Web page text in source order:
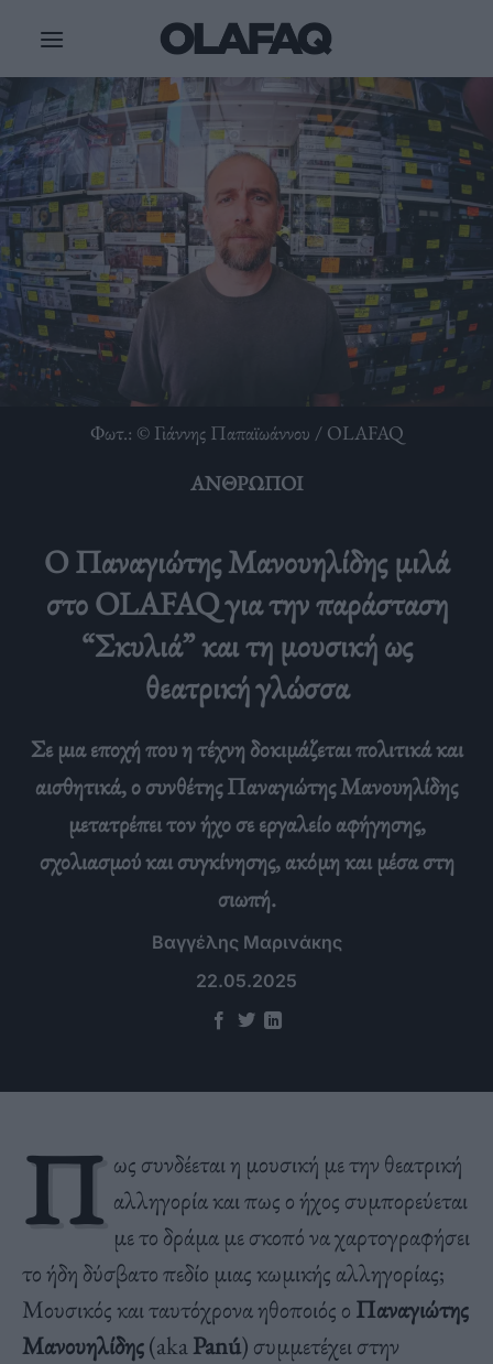
Φωτ.: © Γιάννης Παπαϊωάννου / OLAFAQ
ΆΝΘΡΩΠΟΙ
Ο Παναγιώτης Μανουηλίδης μιλά
στο OLAFAQ για την παράσταση
“Σκυλιά” και τη μουσική ως
θεατρική γλώσσα
Σε μια εποχή που η τέχνη δοκιμάζεται πολιτικά και
αισθητικά, ο συνθέτης Παναγιώτης Μανουηλίδης
μετατρέπει τον ήχο σε εργαλείο αφήγησης,
σχολιασμού και συγκίνησης, ακόμη και μέσα στη
σιωπή.
Βαγγέλης Μαρινάκης
22.05.2025
Π ως συνδέεται η μουσική με την θεατρική
αλληγορία και πως ο ήχος συμπορεύεται
με το δράμα με σκοπό να χαρτογραφήσει
το ήδη δύσβατο πεδίο μιας κωμικής αλληγορίας;
Μουσικός και ταυτόχρονα ηθοποιός ο Παναγιώτης
Μανουηλίδης(akaPanú) συμμετέχει στην